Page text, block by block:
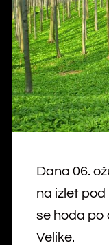
Dana 06.
na izlet pod
se hoda po
Velike.